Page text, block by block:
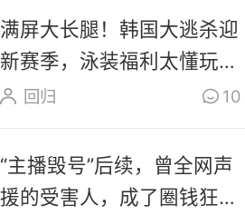
满屏大长腿！韩国大逃杀迎
新赛季，泳装福利太懂玩家
了
回归 10
“主播毁号”后续，曾全网声
援的受害人，成了圈钱狂